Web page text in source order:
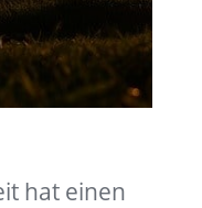
hat einen